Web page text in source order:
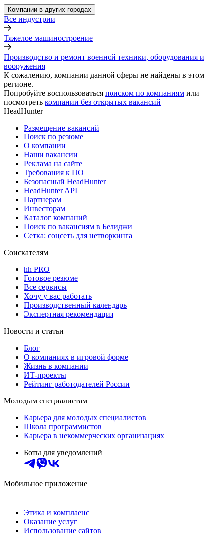
Компании в других городах
Все индустрии
Тяжелое машиностроение
Производство и ремонт военной техники, оборудования и
вооружения
К сожалению, компании данной сферы не найдены в этом
регионе.
Попробуйте воспользоваться поиском по компаниям или
посмотреть компании без открытых вакансий
HeadHunter
Размещение вакансий
Поиск по резюме
О компании
Наши вакансии
Реклама на сайте
Требования к ПО
Безопасный HeadHunter
HeadHunter API
Партнерам
Инвесторам
Каталог компаний
Поиск по вакансиям в Белиджи
Сетка: соцсеть для нетворкинга
Соискателям
hh PRO
Готовое резюме
Все сервисы
Хочу у вас работать
Производственный календарь
Экспертная рекомендация
Новости и статьи
Блог
О компаниях в игровой форме
Жизнь в компании
ИТ-проекты
Рейтинг работодателей России
Молодым специалистам
Карьера для молодых специалистов
Школа программистов
Карьера в некоммерческих организациях
Боты для уведомлений
Мобильное приложение
Этика и комплаенс
Оказание услуг
Использование сайтов